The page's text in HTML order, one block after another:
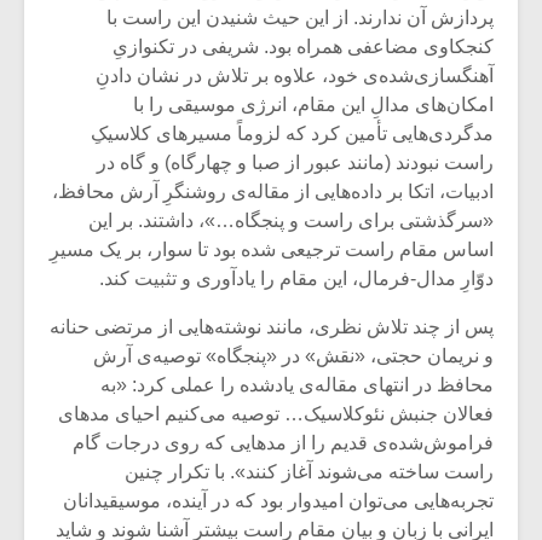
پردازش آن ندارند. از این حیث شنیدن این راست با
کنجکاوی مضاعفی همراه بود. شریفی در تکنوازیِ
آهنگسازی‌شده‌ی خود، علاوه بر تلاش در نشان دادنِ
امکان‌های مدالِ این مقام، انرژی موسیقی را با
مدگردی‌هایی تأمین کرد که لزوماً مسیرهای کلاسیکِ
راست نبودند (مانند عبور از صبا و چهارگاه) و گاه در
ادبیات، اتکا بر داده‌هایی از مقاله‌ی روشنگرِ آرش محافظ،
«سرگذشتی برای راست و پنجگاه…»، داشتند. بر این
اساس مقام راست ترجیعی شده بود تا سوار، بر یک مسیرِ
دوّارِ مدال-فرمال، این مقام را یادآوری و تثبیت کند.
پس از چند تلاش نظری، مانند نوشته‌هایی از مرتضی حنانه
و نریمان حجتی، «نقش» در «پنجگاه» توصیه‌ی آرش
محافظ در انتهای مقاله‌ی یادشده را عملی کرد: «به
فعالان جنبش نئوکلاسیک… توصیه می‌کنیم احیای مدهای
فراموش‌شده‌ی قدیم را از مدهایی که روی درجات گام
راست ساخته می‌شوند آغاز کنند». با تکرار چنین
تجربه‌هایی می‌توان امیدوار بود که در آینده، موسیقیدانان
ایرانی با زبان و بیان مقام راست بیشتر آشنا شوند و شاید
اگر نمی توانی
مشهورترین باشی،
بدنام ترین باش